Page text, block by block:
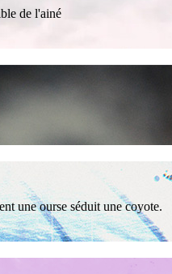
de l'ainé
une ourse séduit une coyote.